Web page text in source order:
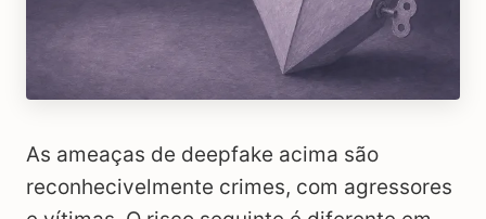
As ameaças de deepfake acima são
reconhecivelmente crimes, com agressores